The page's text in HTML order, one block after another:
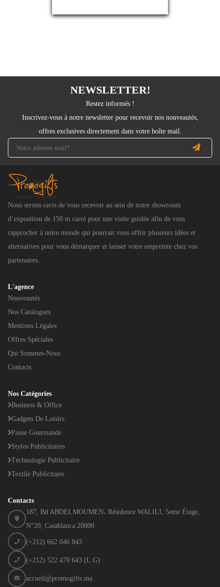
NEWSLETTER!
Restez informés !
Inscrivez-vous à notre newsletter pour recevoir nos nouveautés,
offres exclusives directement dans votre boîte mail.
Nous serons ravis de vous recevoir au sein de notre showroom
d’exposition de 150 m carré pour une visite guidée afin de vous
rapprocher à notre monde qui pourrait vous offrir plusieurs idées et
alternatives pour vous démarquer et laisser votre empreinte chez vos
partenaires.
L'agence
Nouveautés
Nos Catalogues
Mentions Légales
Offres Spéciales
Qui Sommes-Nous
Contacts
Nos Catégories
Business & Office
Gadgets De Loisirs
Pause Gourmande
Stylos Publicitaires
Téchnologie Publicitaire
Textile Publicitaire
Contacts
187, Bd ABDELMOUMEN، Résidence WALILI, 5eme Étage,
N°20, Casablanca 20000
(+212) 662 046 843
(+212) 522 470 643 (L.G)
accueil@promogifts.ma